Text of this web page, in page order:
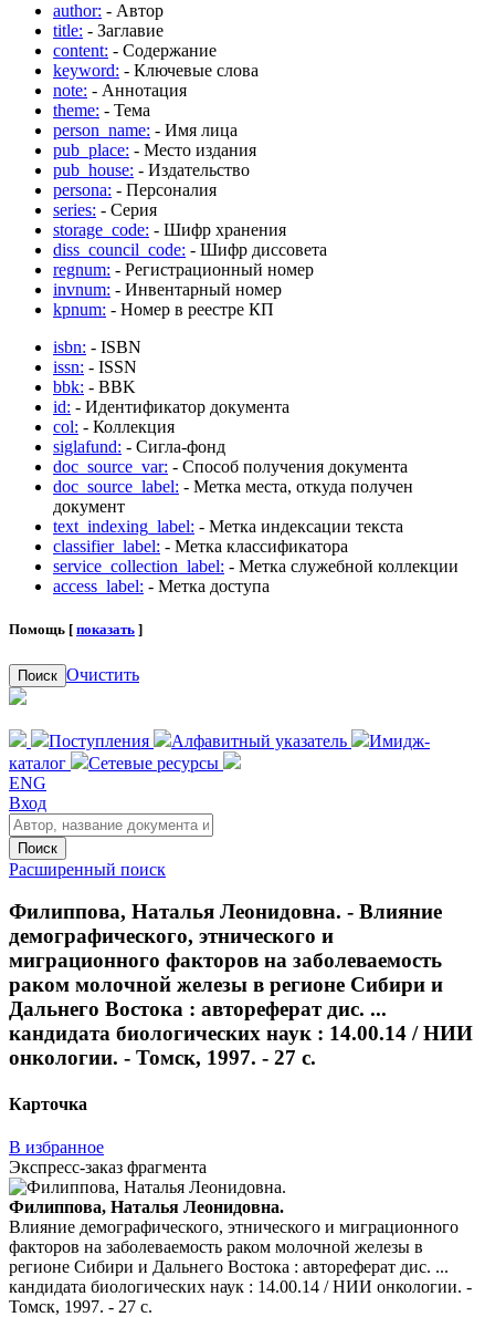
author: - Автор
title: - Заглавие
content: - Содержание
keyword: - Ключевые слова
note: - Аннотация
theme: - Тема
person_name: - Имя лица
pub_place: - Место издания
pub_house: - Издательство
persona: - Персоналия
series: - Серия
storage_code: - Шифр хранения
diss_council_code: - Шифр диссовета
regnum: - Регистрационный номер
invnum: - Инвентарный номер
kpnum: - Номер в реестре КП
isbn: - ISBN
issn: - ISSN
bbk: - BBK
id: - Идентификатор документа
col: - Коллекция
siglafund: - Сигла-фонд
doc_source_var: - Способ получения документа
doc_source_label: - Метка места, откуда получен
документ
text_indexing_label: - Метка индексации текста
classifier_label: - Метка классификатора
service_collection_label: - Метка служебной коллекции
access_label: - Метка доступа
Помощь [ показать ]
Поиск Очистить
Поступления Алфавитный указатель
Имидж-
каталог
Сетевые ресурсы
ENG
Вход
Поиск
Расширенный поиск
Филиппова, Наталья Леонидовна. - Влияние
демографического, этнического и
миграционного факторов на заболеваемость
раком молочной железы в регионе Сибири и
Дальнего Востока : автореферат дис. ...
кандидата биологических наук : 14.00.14 / НИИ
онкологии. - Томск, 1997. - 27 с.
Карточка
В избранное
Экспресс-заказ фрагмента
Филиппова, Наталья Леонидовна.
Влияние демографического, этнического и миграционного
факторов на заболеваемость раком молочной железы в
регионе Сибири и Дальнего Востока : автореферат дис. ...
кандидата биологических наук : 14.00.14 / НИИ онкологии. -
Томск, 1997. - 27 с.